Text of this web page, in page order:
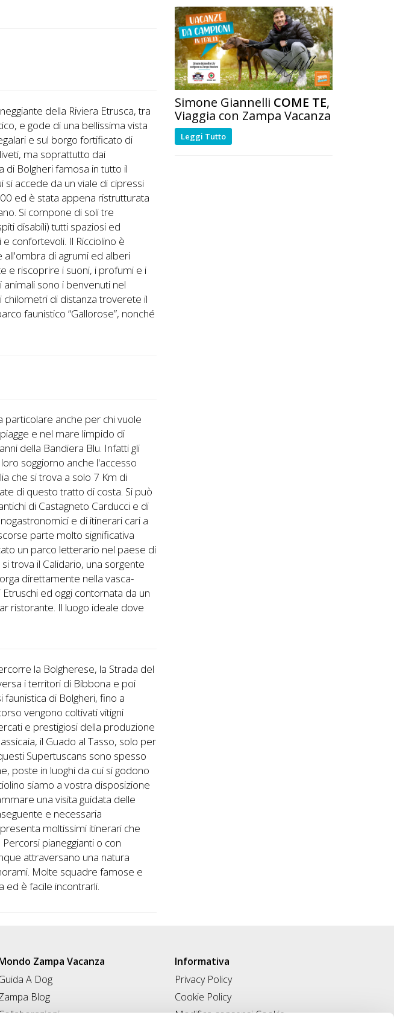
della Riviera Etrusca, tra
e gode di una bellissima vista
e sul borgo fortificato di
ma soprattutto dai
di Bolgheri famosa in tutto il
si accede da un viale di cipressi
ed è stata appena ristrutturata
Si compone di soli tre
disabili) tutti spaziosi ed
confortevoli. Il Ricciolino è
di agrumi ed alberi
e riscoprire i suoni, i profumi e i
sono i benvenuti nel
chilometri di distanza troverete il
faunistico “Gallorose”, nonché
particolare anche per chi vuole
e nel mare limpido di
della Bandiera Blu. Infatti gli
soggiorno anche l'accesso
che si trova a solo 7 Km di
di questo tratto di costa. Si può
di Castagneto Carducci e di
e di itinerari cari a
parte molto significativa
un parco letterario nel paese di
trova il Calidario, una sorgente
direttamente nella vasca-
ed oggi contornata da un
ristorante. Il luogo ideale dove
la Bolgherese, la Strada del
i territori di Bibbona e poi
di Bolgheri, fino a
vengono coltivati vitigni
e prestigiosi della produzione
il Guado al Tasso, solo per
Supertuscans sono spesso
poste in luoghi da cui si godono
siamo a vostra disposizione
una visita guidata delle
e necessaria
moltissimi itinerari che
pianeggianti o con
attraversano una natura
Molte squadre famose e
ed è facile incontrarli.
Simone Giannelli COME TE,
Viaggia con Zampa Vacanza
Leggi Tutto
Zampa Vacanza
A Dog
Blog
Informativa
Privacy Policy
Cookie Policy
Modifica consensi Cookie